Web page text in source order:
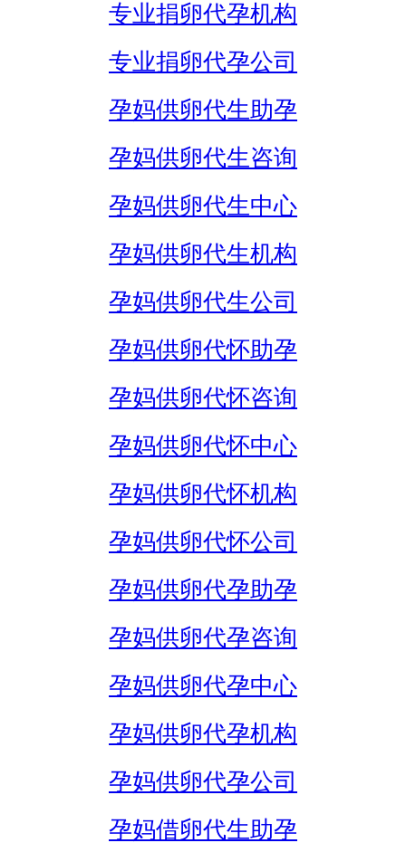
专业捐卵代孕机构
专业捐卵代孕公司
孕妈供卵代生助孕
孕妈供卵代生咨询
孕妈供卵代生中心
孕妈供卵代生机构
孕妈供卵代生公司
孕妈供卵代怀助孕
孕妈供卵代怀咨询
孕妈供卵代怀中心
孕妈供卵代怀机构
孕妈供卵代怀公司
孕妈供卵代孕助孕
孕妈供卵代孕咨询
孕妈供卵代孕中心
孕妈供卵代孕机构
孕妈供卵代孕公司
孕妈借卵代生助孕